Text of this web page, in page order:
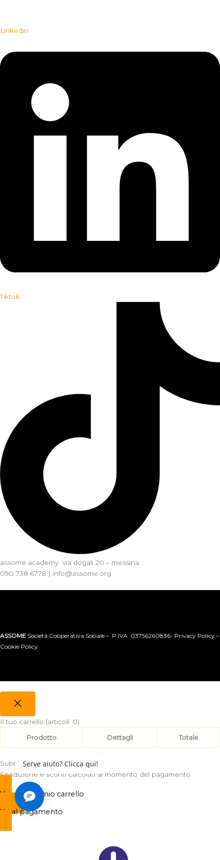
Linkedin
Tiktok
assome academy via dogali 20 – messina
090 738 6778 | info@assome.org
ASSOME Società Cooperativa Sociale – P.IVA 03756260836- Privacy Policy –
Cookie Policy
Il tuo carrello (articoli: 0)
Prodotto
Dettagli Totale
Subtotale0,00 €
Spedizione e sconti calcolati al momento del pagamento.
Visualizza il mio carrello
Vai al pagamento